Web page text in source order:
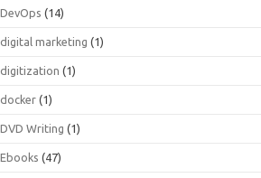
DevOps (14)
digital marketing (1)
digitization (1)
docker (1)
DVD Writing (1)
Ebooks (47)